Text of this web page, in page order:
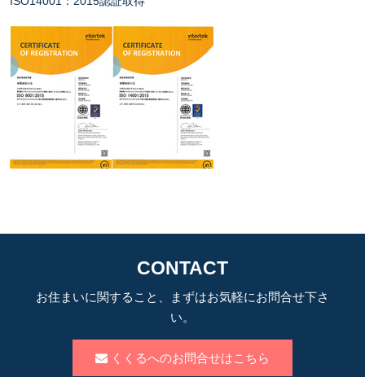
CONTACT
お住まいに関すること、まずはお気軽にお問合せ下さ
い。
くくるへのお問合せはこちら